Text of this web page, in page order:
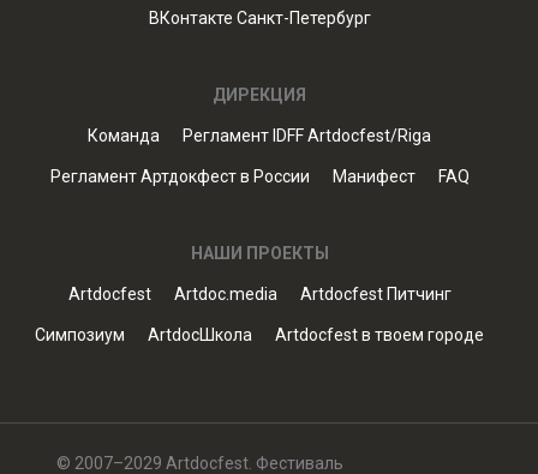
ВКонтакте Санкт-Петербург
ДИРЕКЦИЯ
Команда Регламент IDFF Artdocfest/Riga
Регламент Артдокфест в России Манифест FAQ
НАШИ ПРОЕКТЫ
Artdocfest Artdoc.media Artdocfest Питчинг
Симпозиум ArtdocШкола Artdocfest в твоем городе
© 2007–2029 Artdocfest. Фестиваль